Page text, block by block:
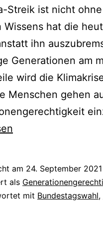
Streik ist nicht
Wissens hat die
ihn
Generationen am
wird die
Menschen gehen
am 24. September 2021
als
mit Bundestagswahl,